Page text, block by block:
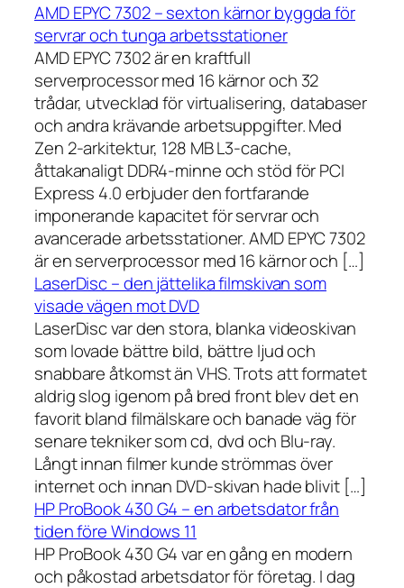
AMD EPYC 7302 – sexton kärnor byggda för
servrar och tunga arbetsstationer
AMD EPYC 7302 är en kraftfull
serverprocessor med 16 kärnor och 32
trådar, utvecklad för virtualisering, databaser
och andra krävande arbetsuppgifter. Med
Zen 2-arkitektur, 128 MB L3-cache,
åttakanaligt DDR4-minne och stöd för PCI
Express 4.0 erbjuder den fortfarande
imponerande kapacitet för servrar och
avancerade arbetsstationer. AMD EPYC 7302
är en serverprocessor med 16 kärnor och […]
LaserDisc – den jättelika filmskivan som
visade vägen mot DVD
LaserDisc var den stora, blanka videoskivan
som lovade bättre bild, bättre ljud och
snabbare åtkomst än VHS. Trots att formatet
aldrig slog igenom på bred front blev det en
favorit bland filmälskare och banade väg för
senare tekniker som cd, dvd och Blu-ray.
Långt innan filmer kunde strömmas över
internet och innan DVD-skivan hade blivit […]
HP ProBook 430 G4 – en arbetsdator från
tiden före Windows 11
HP ProBook 430 G4 var en gång en modern
och påkostad arbetsdator för företag. I dag